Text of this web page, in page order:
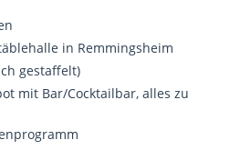
in Remmingsheim
gestaffelt)
mit Bar/Cocktailbar, alles zu